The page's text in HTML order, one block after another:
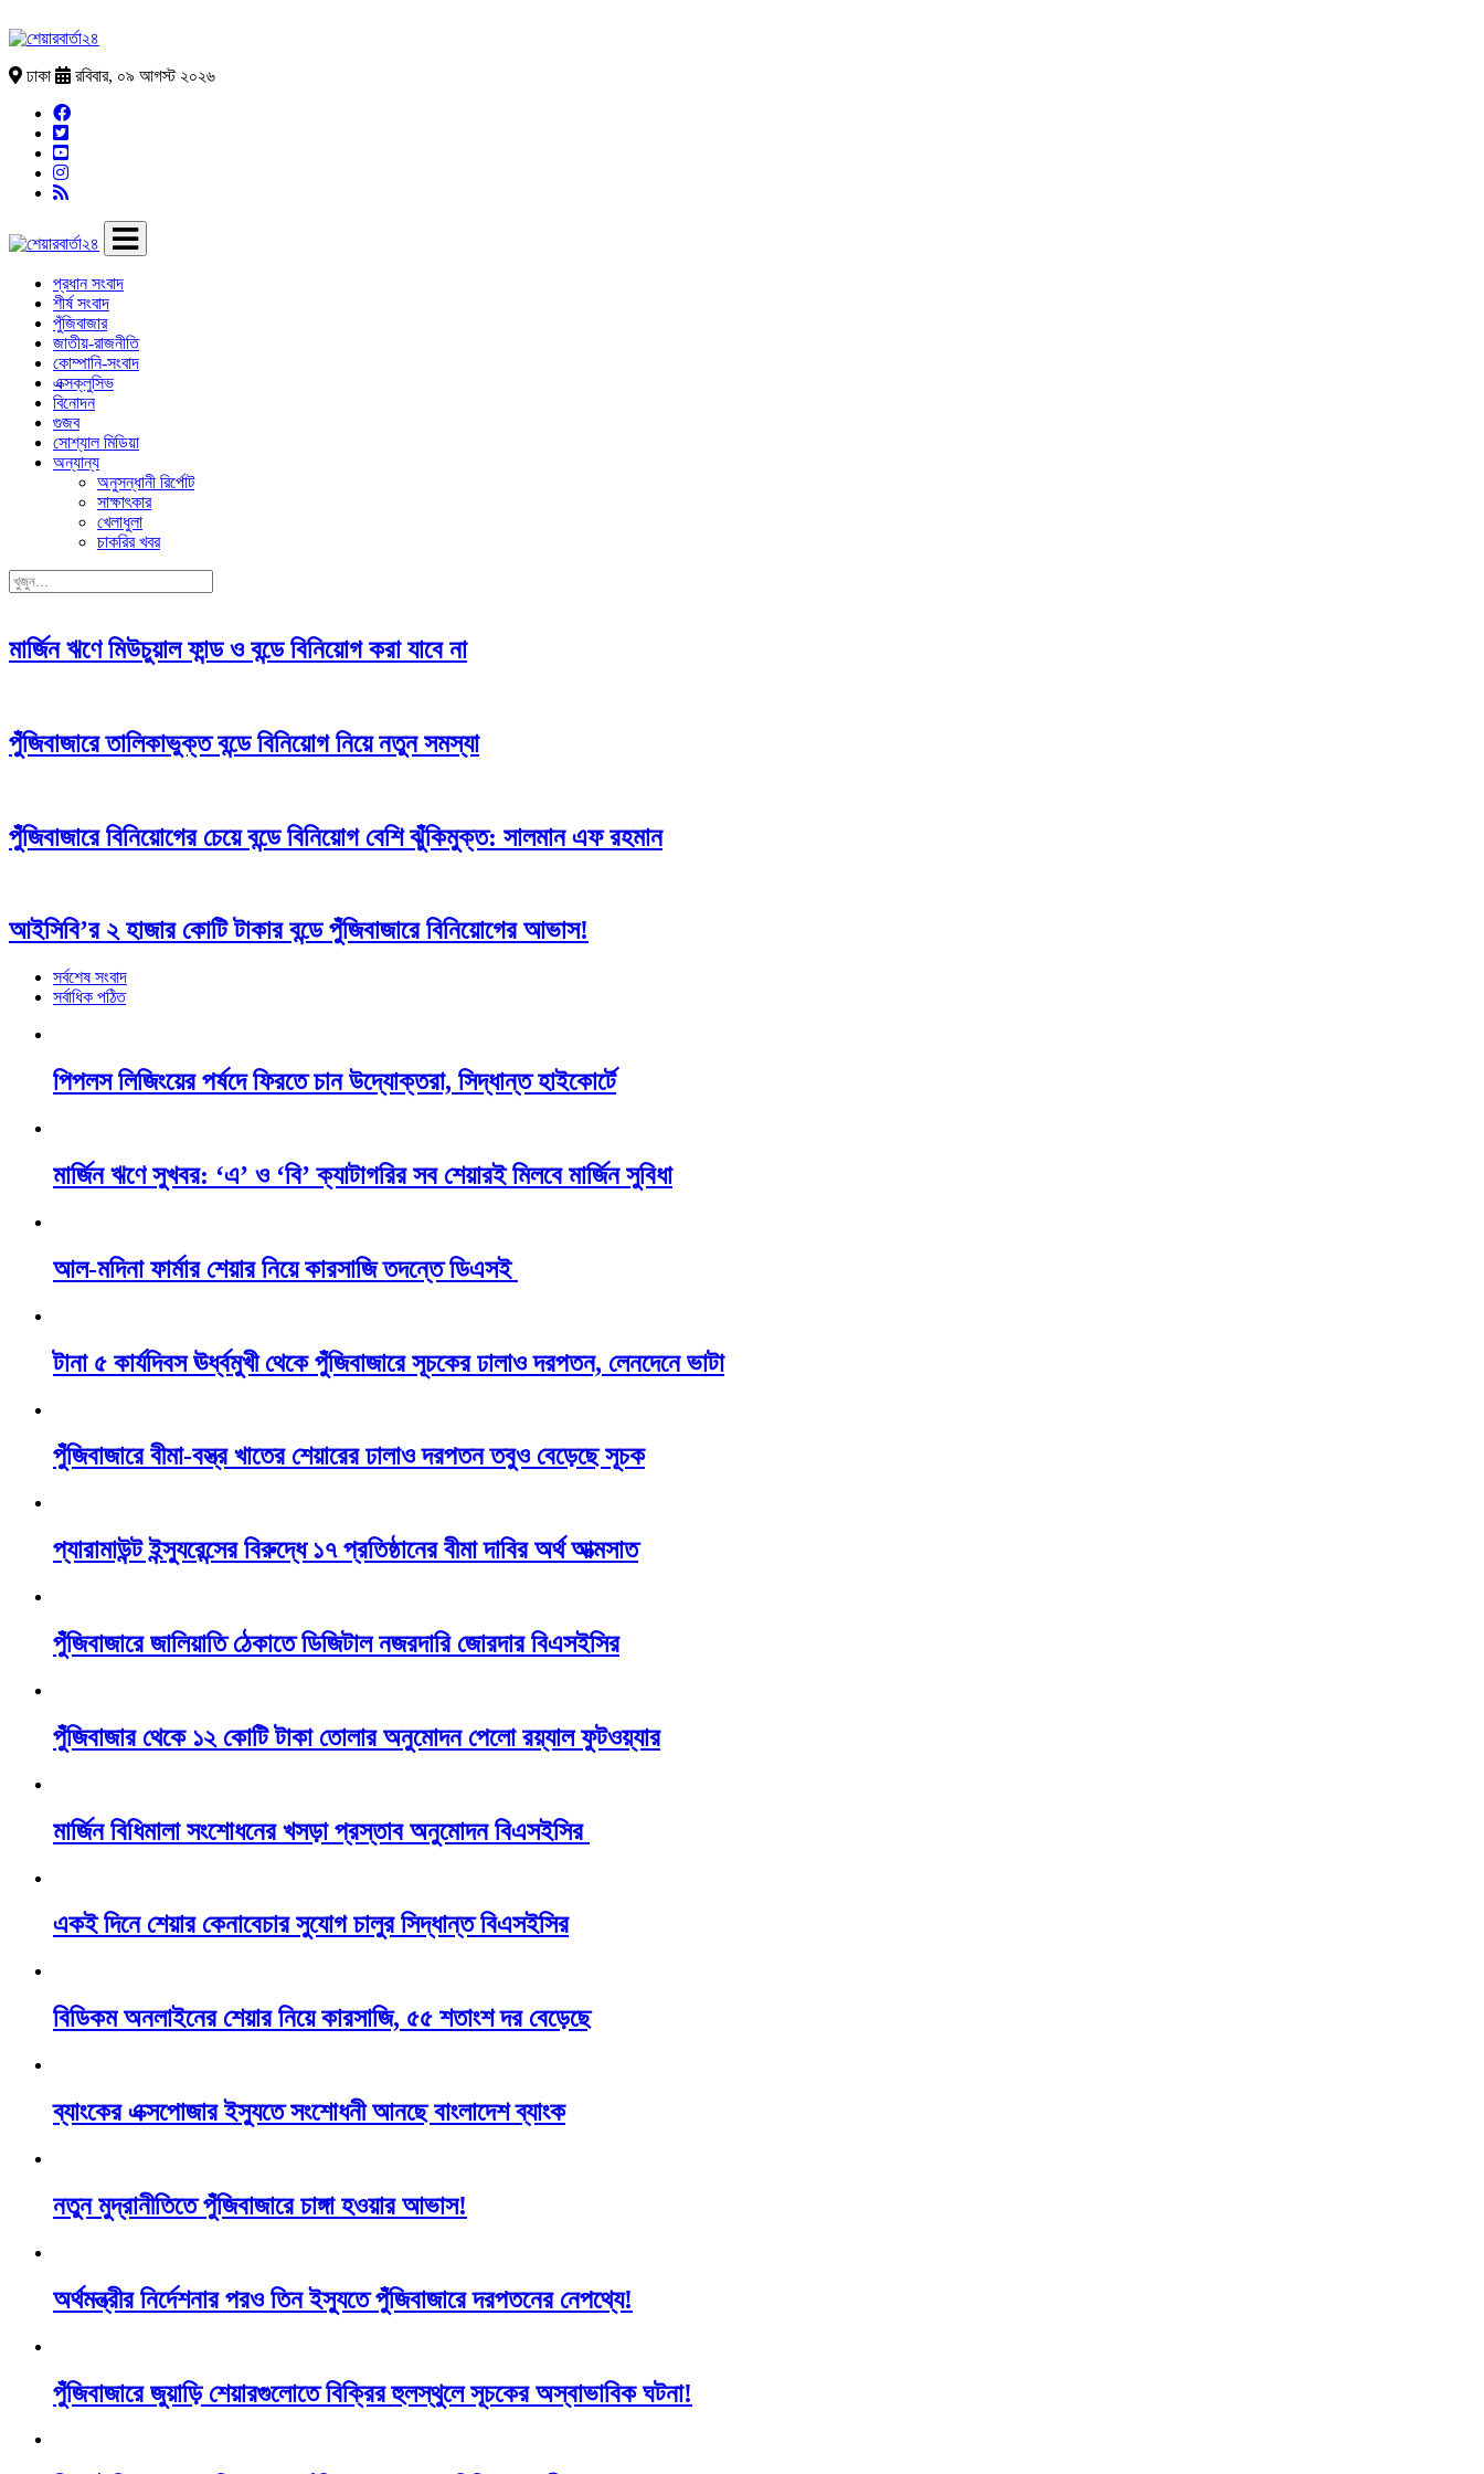
ঢাকা রবিবার, ০৯ আগস্ট ২০২৬
প্রধান সংবাদ
শীর্ষ সংবাদ
পুঁজিবাজার
জাতীয়-রাজনীতি
কোম্পানি-সংবাদ
এক্সক্লুসিভ
বিনোদন
গুজব
সোশ্যাল মিডিয়া
অন্যান্য
অনুসন্ধানী রির্পোট
সাক্ষাৎকার
খেলাধুলা
চাকরির খবর
মার্জিন ঋণে মিউচুয়াল ফান্ড ও বন্ডে বিনিয়োগ করা যাবে না
পুঁজিবাজারে তালিকাভুক্ত বন্ডে বিনিয়োগ নিয়ে নতুন সমস্যা
পুঁজিবাজারে বিনিয়োগের চেয়ে বন্ডে বিনিয়োগ বে‌শি ঝুঁকিমুক্ত: সালমান এফ রহমান
আইসিবি’র ২ হাজার কোটি টাকার বন্ডে পুঁজিবাজারে বিনিয়োগের আভাস!
সর্বশেষ সংবাদ
সর্বাধিক পঠিত
পিপলস লিজিংয়ের পর্ষদে ফিরতে চান উদ্যোক্তরা, সিদ্ধান্ত হাইকোর্টে
মার্জিন ঋণে সুখবর: ‘এ’ ও ‘বি’ ক্যাটাগরির সব শেয়ারই মিলবে মার্জিন সুবিধা
আল-মদিনা ফার্মার শেয়ার নিয়ে কারসাজি তদন্তে ডিএসই
টানা ৫ কার্যদিবস ঊর্ধ্বমুখী থেকে পুঁজিবাজারে সূচকের ঢালাও দরপতন, লেনদেনে ভাটা
পুঁজিবাজারে বীমা-বস্ত্র খাতের শেয়ারের ঢালাও দরপতন তবুও বেড়েছে সূচক
প্যারামাউন্ট ইন্স্যুরেন্সের বিরুদ্ধে ১৭ প্রতিষ্ঠানের বীমা দাবির অর্থ আত্মসাত
পুঁজিবাজারে জালিয়াতি ঠেকাতে ডিজিটাল নজরদারি জোরদার বিএসইসির
পুঁজিবাজার থেকে ১২ কোটি টাকা তোলার অনুমোদন পেলো রয়্যাল ফুটওয়্যার
মার্জিন বিধিমালা সংশোধনের খসড়া প্রস্তাব অনুমোদন বিএসইসির
একই দিনে শেয়ার কেনাবেচার সুযোগ চালুর সিদ্ধান্ত বিএসইসির
বিডিকম অনলাইনের শেয়ার নিয়ে কারসাজি, ৫৫ শতাংশ দর বেড়েছে
ব্যাংকের এক্সপোজার ইস্যুতে সংশোধনী আনছে বাংলাদেশ ব্যাংক
নতুন মুদ্রানীতিতে পুঁজিবাজারে চাঙ্গা হওয়ার আভাস!
অর্থমন্ত্রীর নির্দেশনার পরও তিন ইস্যুতে পুঁজিবাজারে দরপতনের নেপথ্যে!
পুঁজিবাজারে জুয়াড়ি শেয়ারগুলোতে বিক্রির হুলস্থুলে সূচকের অস্বাভাবিক ঘটনা!